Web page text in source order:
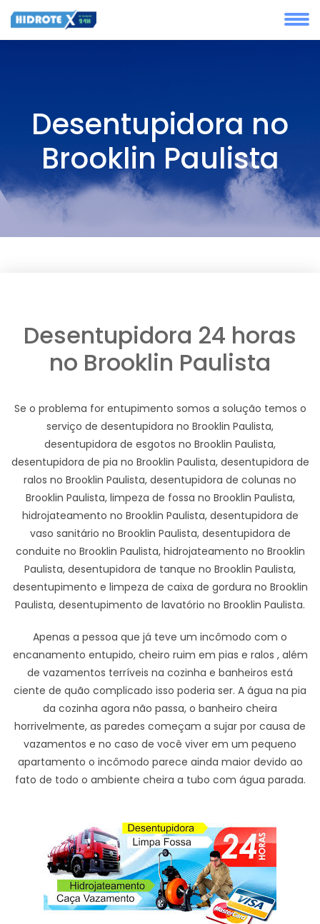
Desentupidora no
Brooklin Paulista
Desentupidora 24 horas
no Brooklin Paulista
Se o problema for entupimento somos a solução temos o
serviço de desentupidora no Brooklin Paulista,
desentupidora de esgotos no Brooklin Paulista,
desentupidora de pia no Brooklin Paulista, desentupidora de
ralos no Brooklin Paulista, desentupidora de colunas no
Brooklin Paulista, limpeza de fossa no Brooklin Paulista,
hidrojateamento no Brooklin Paulista, desentupidora de
vaso sanitário no Brooklin Paulista, desentupidora de
conduite no Brooklin Paulista, hidrojateamento no Brooklin
Paulista, desentupidora de tanque no Brooklin Paulista,
desentupimento e limpeza de caixa de gordura no Brooklin
Paulista, desentupimento de lavatório no Brooklin Paulista.
Apenas a pessoa que já teve um incômodo com o
encanamento entupido, cheiro ruim em pias e ralos , além
de vazamentos terríveis na cozinha e banheiros está
ciente de quão complicado isso poderia ser. A água na pia
da cozinha agora não passa, o banheiro cheira
horrivelmente, as paredes começam a sujar por causa de
vazamentos e no caso de você viver em um pequeno
apartamento o incômodo parece ainda maior devido ao
fato de todo o ambiente cheira a tubo com água parada.